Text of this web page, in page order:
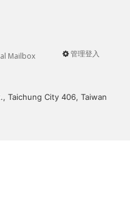
User
管理登入
Mailbox
Taichung City 406, Taiwan